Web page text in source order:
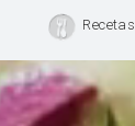
Recetas